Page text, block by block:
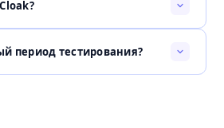
период тестирования?